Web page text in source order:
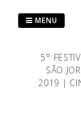
5°
SÃO
2019 |
MENU